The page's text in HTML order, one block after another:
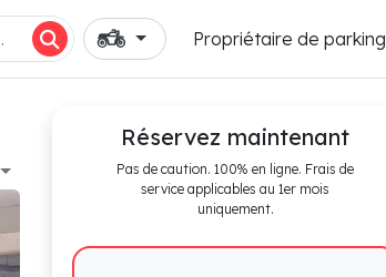
Propriétaire de parking
Réservez maintenant
Pas de caution. 100% en ligne. Frais de
service applicables au 1er mois
uniquement.